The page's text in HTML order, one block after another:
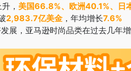
， 美国66.8%、欧洲40.1%、日
2,983.7亿美金 ，年均增长7.6%
展，亚马逊时尚品类在过去几年